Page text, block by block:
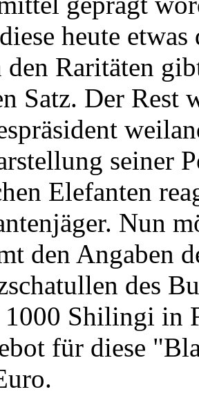
heute
den Raritäten
Satz. Der Rest
seiner
Elefanten
Nun
den Angaben
des
1000 Shilingi in
für diese